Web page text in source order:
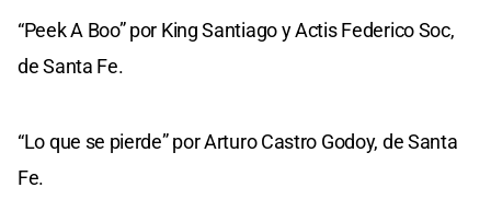
“Peek A Boo” por King Santiago y Actis Federico Soc,
de Santa Fe.
“Lo que se pierde” por Arturo Castro Godoy, de Santa
Fe.